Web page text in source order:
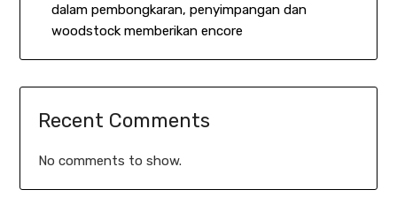
dalam pembongkaran, penyimpangan dan
woodstock memberikan encore
Recent Comments
No comments to show.